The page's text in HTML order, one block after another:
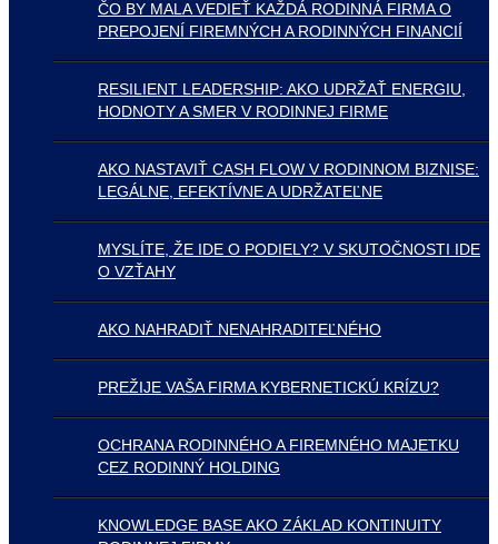
ČO BY MALA VEDIEŤ KAŽDÁ RODINNÁ FIRMA O
PREPOJENÍ FIREMNÝCH A RODINNÝCH FINANCIÍ
RESILIENT LEADERSHIP: AKO UDRŽAŤ ENERGIU,
HODNOTY A SMER V RODINNEJ FIRME
AKO NASTAVIŤ CASH FLOW V RODINNOM BIZNISE:
LEGÁLNE, EFEKTÍVNE A UDRŽATEĽNE
MYSLÍTE, ŽE IDE O PODIELY? V SKUTOČNOSTI IDE
O VZŤAHY
AKO NAHRADIŤ NENAHRADITEĽNÉHO
PREŽIJE VAŠA FIRMA KYBERNETICKÚ KRÍZU?
OCHRANA RODINNÉHO A FIREMNÉHO MAJETKU
CEZ RODINNÝ HOLDING
KNOWLEDGE BASE AKO ZÁKLAD KONTINUITY